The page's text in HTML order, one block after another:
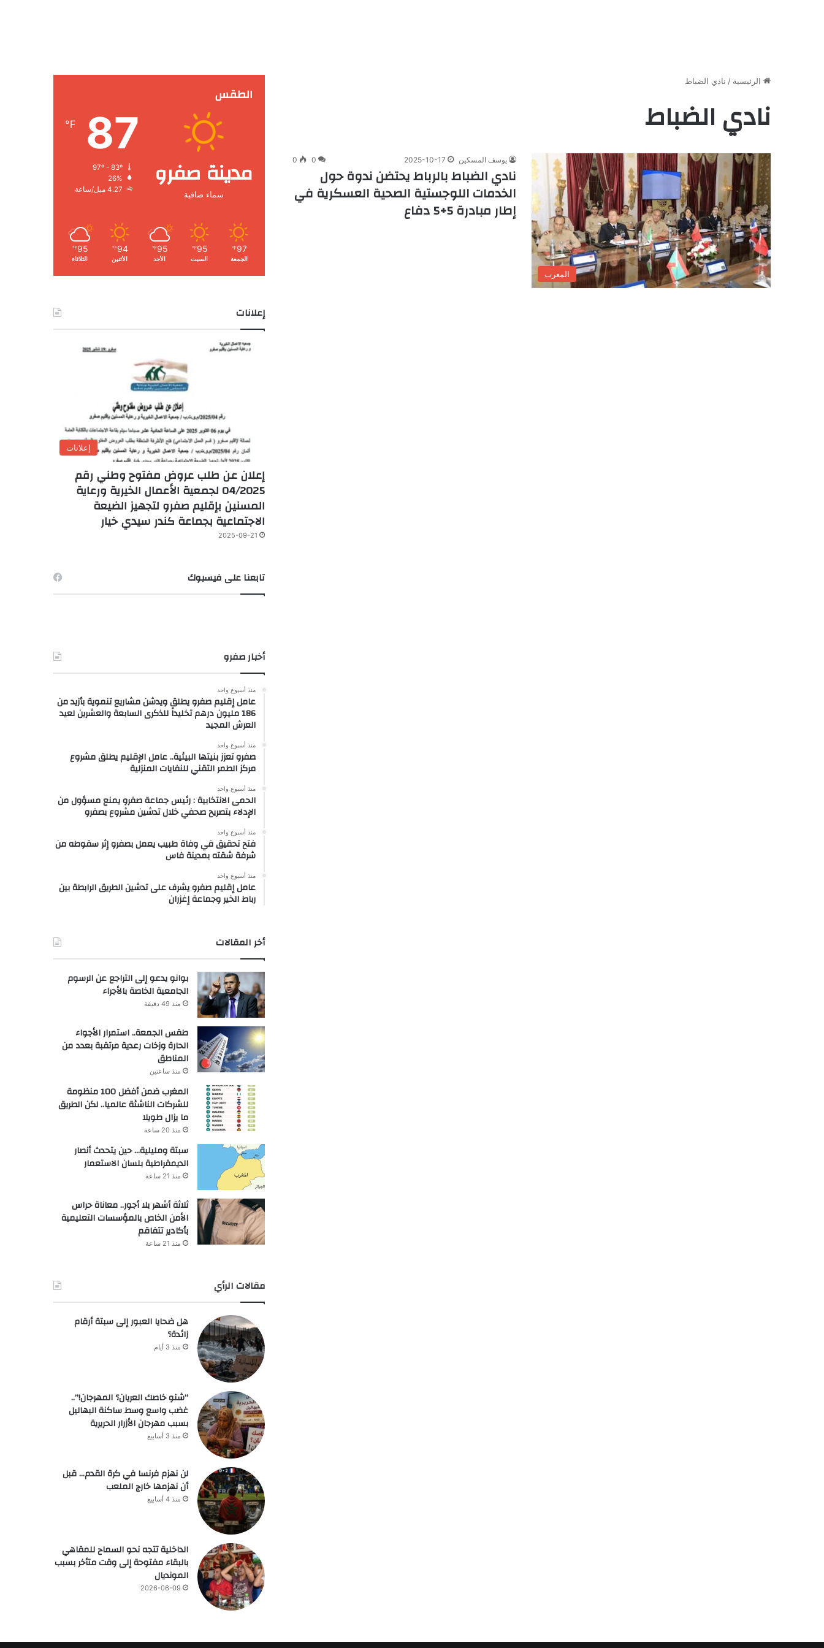
الرئيسية / نادي الضباط
نادي الضباط
المغرب
يوسف المسكين 2025-10-17
0
0
نادي الضباط بالرباط يحتضن ندوة حول
الخدمات اللوجستية الصحية العسكرية في
إطار مبادرة 5+5 دفاع
الطقس
مدينة صفرو
سماء صافية
87
℉
26%
4.27 ميل/ساعة
97
℉
الجمعة
95
℉
السبت
95
℉
الأحد
94
℉
الأثنين
95
℉
الثلاثاء
إعلانات
إعلانات
إعلان عن طلب عروض مفتوح وطني رقم
04/2025 لجمعية الأعمال الخيرية ورعاية
المسنين بإقليم صفرو لتجهيز الضيعة
الاجتماعية بجماعة كندر سيدي خيار
2025-09-21
تابعنا على فيسبوك
أخبار صفرو
منذ أسبوع واحد
عامل إقليم صفرو يطلق ويدشن مشاريع تنموية بأزيد من
186 مليون درهم تخليداً للذكرى السابعة والعشرين لعيد
العرش المجيد
منذ أسبوع واحد
صفرو تعزز بنيتها البيئية.. عامل الإقليم يطلق مشروع
مركز الطمر التقني للنفايات المنزلية
منذ أسبوع واحد
الحمى الانتخابية : رئيس جماعة صفرو يمنع مسؤول من
الإدلاء بتصريح صحفي خلال تدشين مشروع بصفرو
منذ أسبوع واحد
فتح تحقيق في وفاة طبيب يعمل بصفرو إثر سقوطه من
شرفة شقته بمدينة فاس
منذ أسبوع واحد
عامل إقليم صفرو يشرف على تدشين الطريق الرابطة بين
رباط الخير وجماعة إغزران
أخر المقالات
بوانو يدعو إلى التراجع عن الرسوم
الجامعية الخاصة بالأجراء
منذ 49 دقيقة
طقس الجمعة.. استمرار الأجواء
الحارة وزخات رعدية مرتقبة بعدد من
المناطق
منذ ساعتين
المغرب ضمن أفضل 100 منظومة
للشركات الناشئة عالميا.. لكن الطريق
ما يزال طويلا
منذ 20 ساعة
سبتة ومليلية… حين يتحدث أنصار
الديمقراطية بلسان الاستعمار
منذ 21 ساعة
ثلاثة أشهر بلا أجور.. معاناة حراس
الأمن الخاص بالمؤسسات التعليمية
بأكادير تتفاقم
منذ 21 ساعة
مقالات الرأي
هل ضحايا العبور إلى سبتة أرقام
زائدة؟
منذ 3 أيام
“شنو خاصك العريان؟ المهرجان!”..
غضب واسع وسط ساكنة البهاليل
بسبب مهرجان الأزرار الحريرية
منذ 3 أسابيع
لن نهزم فرنسا في كرة القدم… قبل
أن نهزمها خارج الملعب
منذ 4 أسابيع
الداخلية تتجه نحو السماح للمقاهي
بالبقاء مفتوحة إلى وقت متأخر بسبب
المونديال
2026-06-09